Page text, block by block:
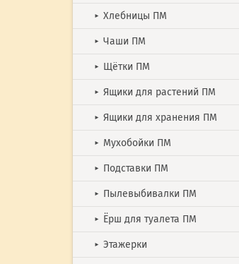
► Хлебницы ПМ
► Чаши ПМ
► Щётки ПМ
► Ящики для растений ПМ
► Ящики для хранения ПМ
► Мухобойки ПМ
► Подставки ПМ
► Пылевыбивалки ПМ
► Ёрш для туалета ПМ
► Этажерки